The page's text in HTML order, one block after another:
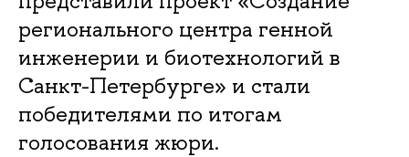
регионального центра генной
инженерии и биотехнологий в
Санкт-Петербурге» и стали
победителями по итогам
голосования жюри.